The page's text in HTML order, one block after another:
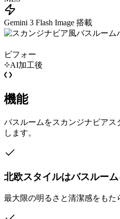
Gemini 3 Flash Image 搭載
ビフォー
AI加工後
機能
バスルームをスカンジナビア
します。
北欧スタイルはバスルー
最大限の明るさと清潔感をも